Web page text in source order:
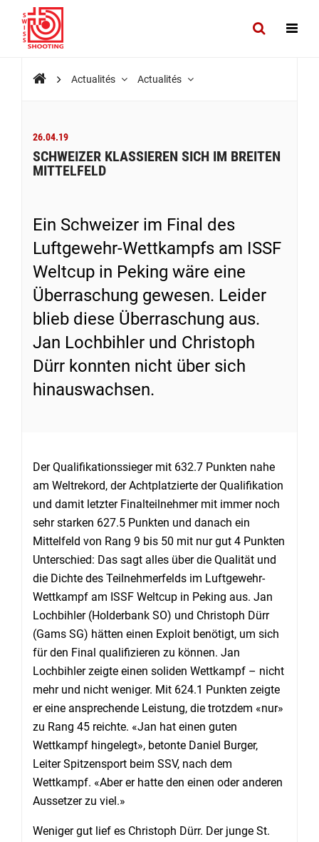
Actualités Actualités
26.04.19
SCHWEIZER KLASSIEREN SICH IM BREITEN
MITTELFELD
Ein Schweizer im Final des
Luftgewehr-Wettkampfs am ISSF
Weltcup in Peking wäre eine
Überraschung gewesen. Leider
blieb diese Überraschung aus.
Jan Lochbihler und Christoph
Dürr konnten nicht über sich
hinauswachsen.
Der Qualifikationssieger mit 632.7 Punkten nahe
am Weltrekord, der Achtplatzierte der Qualifikation
und damit letzter Finalteilnehmer mit immer noch
sehr starken 627.5 Punkten und danach ein
Mittelfeld von Rang 9 bis 50 mit nur gut 4 Punkten
Unterschied: Das sagt alles über die Qualität und
die Dichte des Teilnehmerfelds im Luftgewehr-
Wettkampf am ISSF Weltcup in Peking aus. Jan
Lochbihler (Holderbank SO) und Christoph Dürr
(Gams SG) hätten einen Exploit benötigt, um sich
für den Final qualifizieren zu können. Jan
Lochbihler zeigte einen soliden Wettkampf – nicht
mehr und nicht weniger. Mit 624.1 Punkten zeigte
er eine ansprechende Leistung, die trotzdem «nur»
zu Rang 45 reichte. «Jan hat einen guten
Wettkampf hingelegt», betonte Daniel Burger,
Leiter Spitzensport beim SSV, nach dem
Wettkampf. «Aber er hatte den einen oder anderen
Aussetzer zu viel.»
Weniger gut lief es Christoph Dürr. Der junge St.